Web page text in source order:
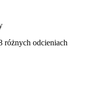
różnych odcieniach